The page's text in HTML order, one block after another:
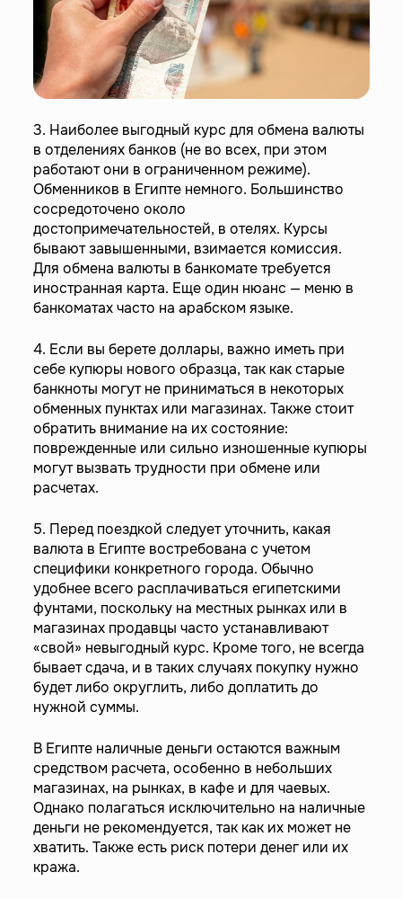
3. Наиболее выгодный курс для обмена валюты
в отделениях банков (не во всех, при этом
работают они в ограниченном режиме).
Обменников в Египте немного. Большинство
сосредоточено около
достопримечательностей, в отелях. Курсы
бывают завышенными, взимается комиссия.
Для обмена валюты в банкомате требуется
иностранная карта. Еще один нюанс — меню в
банкоматах часто на арабском языке.
4. Если вы берете доллары, важно иметь при
себе купюры нового образца, так как старые
банкноты могут не приниматься в некоторых
обменных пунктах или магазинах. Также стоит
обратить внимание на их состояние:
поврежденные или сильно изношенные купюры
могут вызвать трудности при обмене или
расчетах.
5. Перед поездкой следует уточнить, какая
валюта в Египте востребована с учетом
специфики конкретного города. Обычно
удобнее всего расплачиваться египетскими
фунтами, поскольку на местных рынках или в
магазинах продавцы часто устанавливают
«свой» невыгодный курс. Кроме того, не всегда
бывает сдача, и в таких случаях покупку нужно
будет либо округлить, либо доплатить до
нужной суммы.
В Египте наличные деньги остаются важным
средством расчета, особенно в небольших
магазинах, на рынках, в кафе и для чаевых.
Однако полагаться исключительно на наличные
деньги не рекомендуется, так как их может не
хватить. Также есть риск потери денег или их
кража.